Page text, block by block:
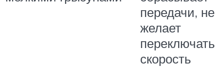
передачи, не
желает
переключать
скорость